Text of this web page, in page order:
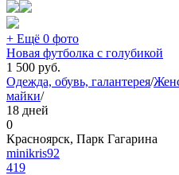
+ Ещё 0 фото
Новая футболка с голубикой
1 500 руб.
Одежда, обувь, галантерея/
майки/
18 дней
0
Красноярск, Парк Гагарина
minikris92
419